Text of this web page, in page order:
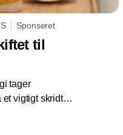
Sponseret
til
tager
et vigtigt skridt